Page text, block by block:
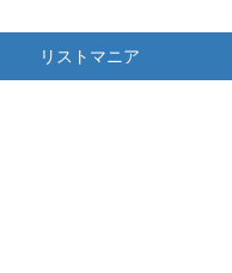
リストマニア